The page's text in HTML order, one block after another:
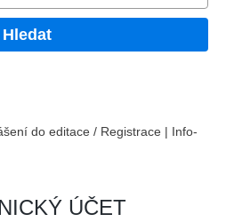
Hledat
do editace / Registrace | Info-
ÚČET